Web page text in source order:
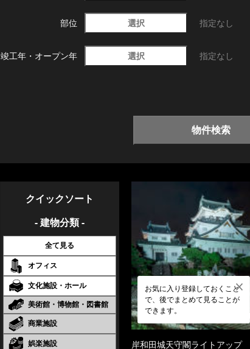
部位 選択 指定なし
竣工年・ オープン年 選択 指定なし
物件検索
クイックソート
- 建物分類 -
全て見る
オフィス
文化施設・ホール
美術館・博物館・図書館
商業施設
娯楽施設
お気に入り登録しておくこと
で、後でまとめて見ることが
できます。
岸和田城天守閣ライトアップ